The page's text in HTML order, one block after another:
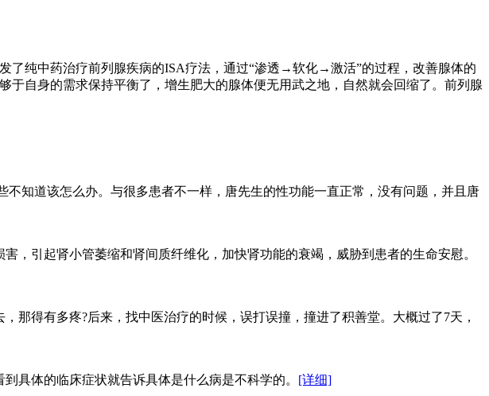
了纯中药治疗前列腺疾病的ISA疗法，通过“渗透→软化→激活”的过程，改善腺体的
自身的需求保持平衡了，增生肥大的腺体便无用武之地，自然就会回缩了。前列腺
知道该怎么办。与很多患者不一样，唐先生的性功能一直正常，没有问题，并且唐
，引起肾小管萎缩和肾间质纤维化，加快肾功能的衰竭，威胁到患者的生命安慰。
那得有多疼?后来，找中医治疗的时候，误打误撞，撞进了积善堂。大概过了7天，
体的临床症状就告诉具体是什么病是不科学的。 [详细]